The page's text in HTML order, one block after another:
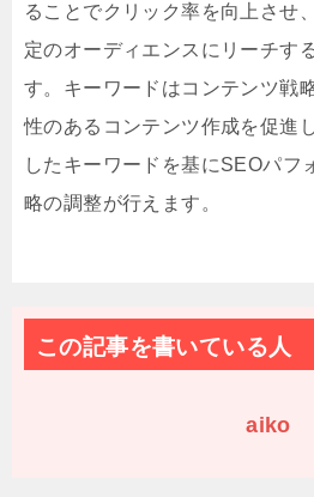
ることでクリック率を向上させ
定のオーディエンスにリーチす
す。キーワードはコンテンツ戦
性のあるコンテンツ作成を促進
したキーワードを基にSEOパフ
略の調整が行えます。
この記事を書いている人
aiko